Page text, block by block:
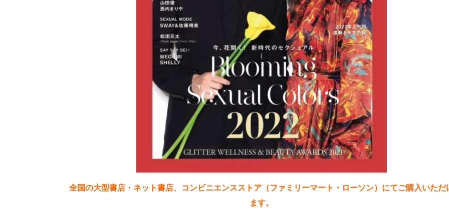
全国の大型書店・ネット書店、コンビニエンスストア（ファミリーマート・ローソン）にてご購入いただ
ます。